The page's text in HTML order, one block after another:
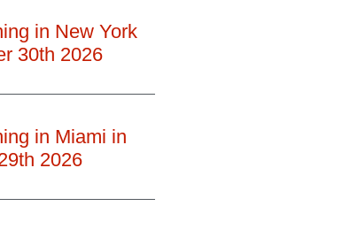
in New York
30th 2026
in Miami in
2026